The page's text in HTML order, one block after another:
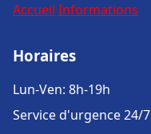
Accueil Informations
Horaires
Lun-Ven: 8h-19h
Service d'urgence 24/7